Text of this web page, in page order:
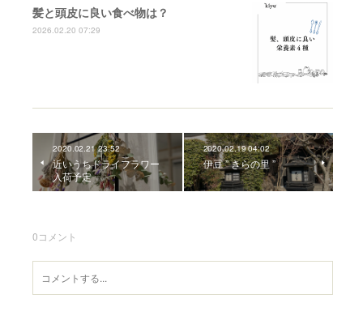
髪と頭皮に良い食べ物は？
2026.02.20 07:29
2020.02.21 23:52
近いうちドライフラワー
入荷予定
2020.02.19 04:02
伊豆 ” きらの里 ”
0コメント